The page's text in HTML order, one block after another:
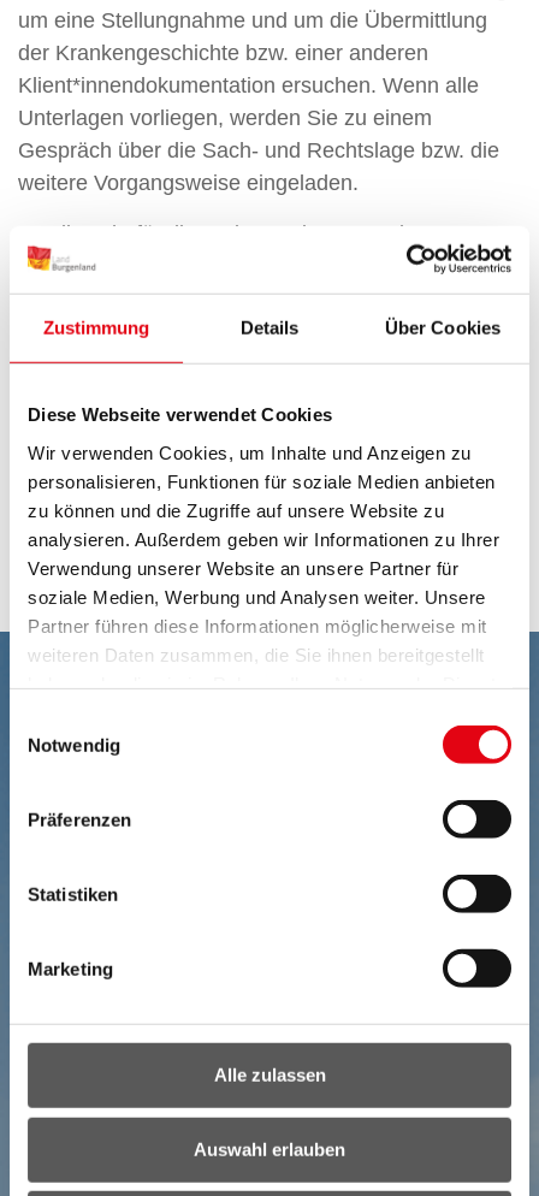
Zustimmung Details Über Cookies
Diese Webseite verwendet Cookies
Wir verwenden Cookies, um Inhalte und Anzeigen zu
personalisieren, Funktionen für soziale Medien anbieten
zu können und die Zugriffe auf unsere Website zu
analysieren. Außerdem geben wir Informationen zu Ihrer
Verwendung unserer Website an unsere Partner für
soziale Medien, Werbung und Analysen weiter. Unsere
Partner führen diese Informationen möglicherweise mit
weiteren Daten zusammen, die Sie ihnen bereitgestellt
Notwendig
Präferenzen
Statistiken
Marketing
Alle zulassen
Auswahl erlauben
um eine Stellungnahme und um die Übermittlung
der Krankengeschichte bzw. einer anderen
Klient*innendokumentation ersuchen. Wenn alle
Unterlagen vorliegen, werden Sie zu einem
Gespräch über die Sach- und Rechtslage bzw. die
weitere Vorgangsweise eingeladen.
Vollmacht für die Patienten*innen- und
Behindertenanwaltschaft Burgenland
(.pdf)
Beschwerdeformular allgemein
(.pdf)
Beschwerdeformular Zahnärzte(.pdf)
Bei Beschwerden gegen Einrichtungen des
Gesundheitswesens außerhalb des Burgenlandes
müssen Sie sich an die dafür zuständige
Patientenvertretung wenden.
Patient*innenvertretungen Österreichs(.pdf)